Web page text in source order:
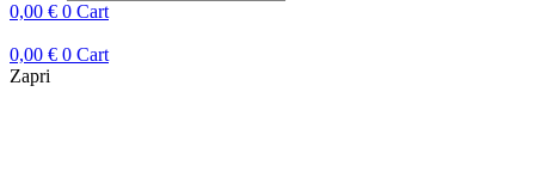
0,00 € 0 Cart
0,00 € 0 Cart
Zapri